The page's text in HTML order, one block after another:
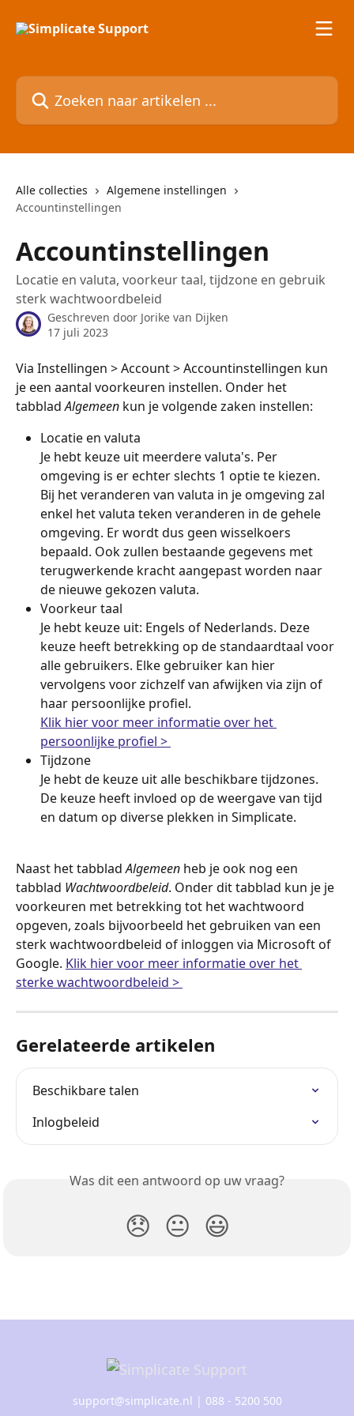
Zoeken naar artikelen ...
Alle collecties
Algemene instellingen
Accountinstellingen
Accountinstellingen
Locatie en valuta, voorkeur taal, tijdzone en gebruik
sterk wachtwoordbeleid
Geschreven door Jorike van Dijken
17 juli 2023
Via Instellingen > Account > Accountinstellingen kun
je een aantal voorkeuren instellen. Onder het
tabblad Algemeen kun je volgende zaken instellen:
Locatie en valuta
Je hebt keuze uit meerdere valuta's. Per
omgeving is er echter slechts 1 optie te kiezen.
Bij het veranderen van valuta in je omgeving zal
enkel het valuta teken veranderen in de gehele
omgeving. Er wordt dus geen wisselkoers
bepaald. Ook zullen bestaande gegevens met
terugwerkende kracht aangepast worden naar
de nieuwe gekozen valuta.
Voorkeur taal
Je hebt keuze uit: Engels of Nederlands. Deze
keuze heeft betrekking op de standaardtaal voor
alle gebruikers. Elke gebruiker kan hier
vervolgens voor zichzelf van afwijken via zijn of
haar persoonlijke profiel.
Klik hier voor meer informatie over het
persoonlijke profiel >
Tijdzone
Je hebt de keuze uit alle beschikbare tijdzones.
De keuze heeft invloed op de weergave van tijd
en datum op diverse plekken in Simplicate.
Naast het tabblad Algemeen heb je ook nog een
tabblad Wachtwoordbeleid. Onder dit tabblad kun je je
voorkeuren met betrekking tot het wachtwoord
opgeven, zoals bijvoorbeeld het gebruiken van een
sterk wachtwoordbeleid of inloggen via Microsoft of
Google. Klik hier voor meer informatie over het
sterke wachtwoordbeleid >
Gerelateerde artikelen
Beschikbare talen
Inlogbeleid
Was dit een antwoord op uw vraag?
😞 😐 😃
support@simplicate.nl | 088 - 5200 500